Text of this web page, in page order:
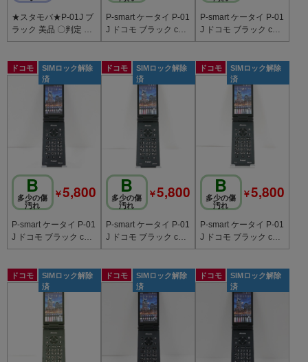
★スタモバ★P-01J ブ
ラック 美品 〇判定 SI
Mロック解除済み 特価
P-smart ケータイ P-01
J ドコモ ブラック c20
808
P-smart ケータイ P-01
J ドコモ ブラック c20
792
ドコモ
SIMロック解除
済
B
多少の傷
汚れ
￥5,800
P-smart ケータイ P-01
J ドコモ ブラック c20
807
ドコモ
SIMロック解除
済
B
多少の傷
汚れ
￥5,800
P-smart ケータイ P-01
J ドコモ ブラック c20
806
ドコモ
SIMロック解除
済
B
多少の傷
汚れ
￥5,800
P-smart ケータイ P-01
J ドコモ ブラック c20
805
ドコモ
SIMロック解除
済
ドコモ
SIMロック解除
済
ドコモ
SIMロック解除
済